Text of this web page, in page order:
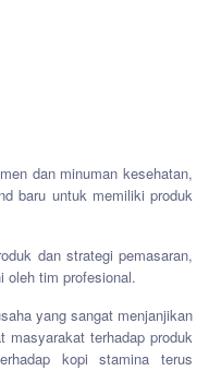
dan minuman kesehatan,
baru untuk memiliki produk
dan strategi pemasaran,
oleh tim profesional.
yang sangat menjanjikan
masyarakat terhadap produk
kopi stamina terus